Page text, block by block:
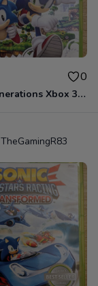
0
Sonic Generations Xbox 360
TheGamingR83